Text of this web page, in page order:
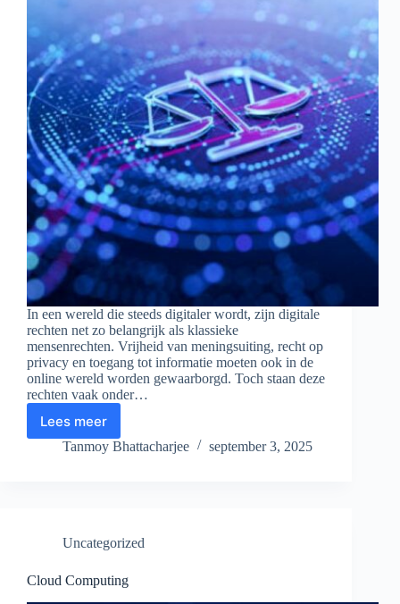
In een wereld die steeds digitaler wordt, zijn digitale
rechten net zo belangrijk als klassieke
mensenrechten. Vrijheid van meningsuiting, recht op
privacy en toegang tot informatie moeten ook in de
online wereld worden gewaarborgd. Toch staan deze
rechten vaak onder…
Lees meer
Digitale
Rechten
Tanmoy Bhattacharjee september 3, 2025
Uncategorized
Cloud Computing